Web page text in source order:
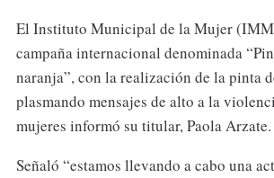
El Instituto Municipal de la Mujer
campaña internacional denominada
naranja”, con la realización de la pinta
plasmando mensajes de alto a la
mujeres informó su titular, Paola Arzate.
Señaló “estamos llevando a cabo una